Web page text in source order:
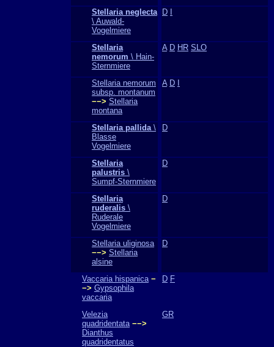
Stellaria neglecta
\ Auwald-
Vogelmiere
D
Stellaria
nemorum \ Hain-
Sternmiere
A D HR SLO
Stellaria nemorum
subsp. montanum
−−> Stellaria
montana
A D
Stellaria pallida\
Blasse
Vogelmiere
D
Stellaria
palustris \
Sumpf-Sternmiere
D
Stellaria
ruderalis \
Ruderale
Vogelmiere
D
Stellaria uliginosa
−−> Stellaria
alsine
D
Vaccaria hispanica −
−> Gypsophila
vaccaria
D F
Velezia
quadridentata −−>
Dianthus
quadridentatus
GR